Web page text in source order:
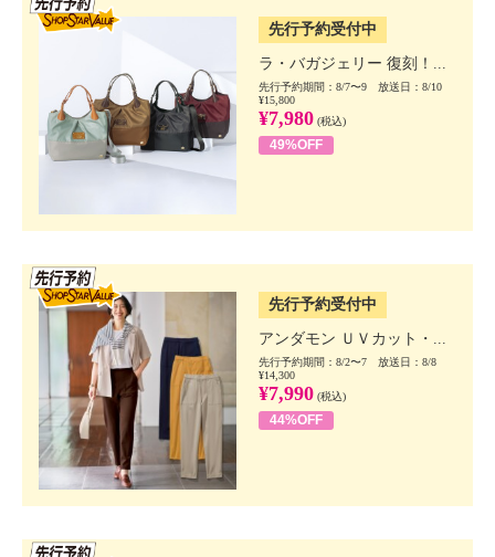
先行予約受付中
ラ・バガジェリー 復刻！...
先行予約期間：8/7〜9 放送日：8/10
¥15,800
¥7,980 (税込)
49%OFF
先行予約受付中
アンダモン ＵＶカット・...
先行予約期間：8/2〜7 放送日：8/8
¥14,300
¥7,990 (税込)
44%OFF